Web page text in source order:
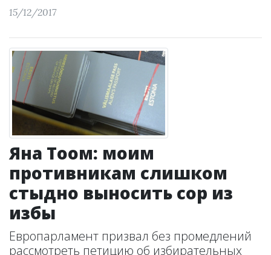
15/12/2017
Яна Тоом: моим
противникам слишком
стыдно выносить сор из
избы
Европарламент призвал без промедлений
рассмотреть петицию об избирательных